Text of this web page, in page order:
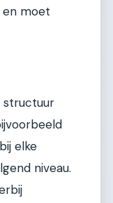
en moet
structuur
elke
niveau.